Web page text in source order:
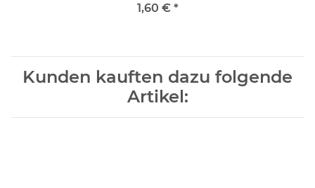
1,60 € *
Kunden kauften dazu folgende
Artikel: